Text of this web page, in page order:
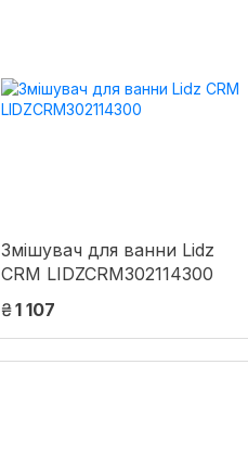
Змішувач для ванни Lidz
CRM LIDZCRM302114300
₴1 107